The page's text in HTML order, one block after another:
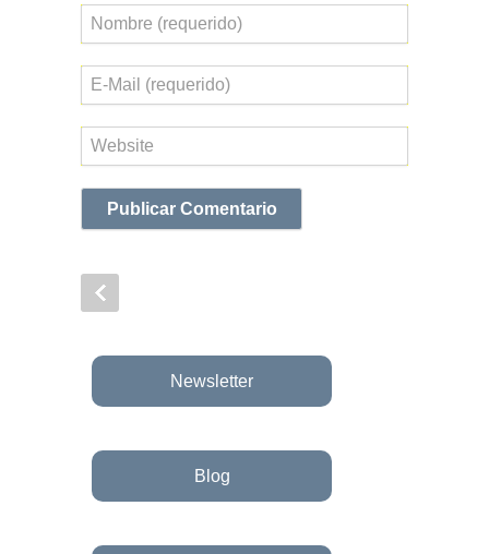
Nombre
Correo
electrónico
Web
Newsletter
Blog